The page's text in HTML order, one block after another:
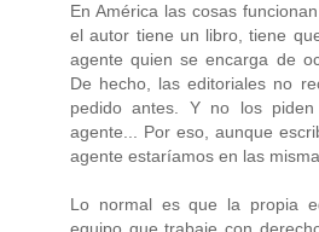
En América las cosas
el autor tiene un libro, tiene
agente quien se encarga de
De hecho, las editoriales no
pedido antes. Y no los
agente... Por eso, aunque
agente estaríamos en las
Lo normal es que la propia